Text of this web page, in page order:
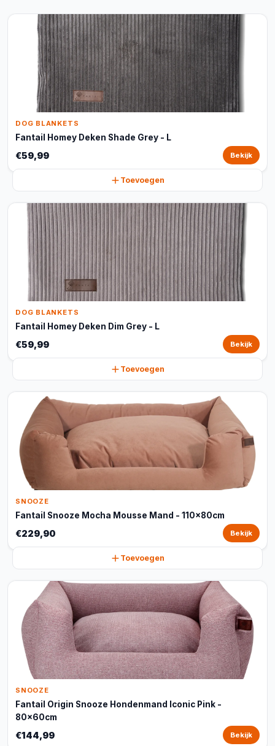
DOG BLANKETS
Fantail Homey Deken Shade Grey - L
€59,99 Bekijk
Toevoegen
DOG BLANKETS
Fantail Homey Deken Dim Grey - L
€59,99 Bekijk
Toevoegen
SNOOZE
Fantail Snooze Mocha Mousse Mand - 110x80cm
€229,90 Bekijk
Toevoegen
SNOOZE
Fantail Origin Snooze Hondenmand Iconic Pink -
80x60cm
€144,99 Bekijk